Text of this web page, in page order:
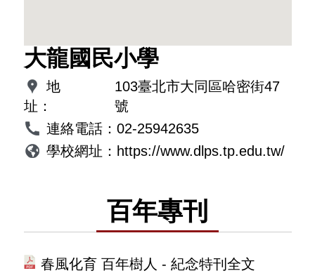
大龍國民小學
地
址：
103臺北市大同區哈密街47
號
連絡電話： 02-25942635
學校網址： https://www.dlps.tp.edu.tw/
百年專刊
春風化育 百年樹人 - 紀念特刊全文